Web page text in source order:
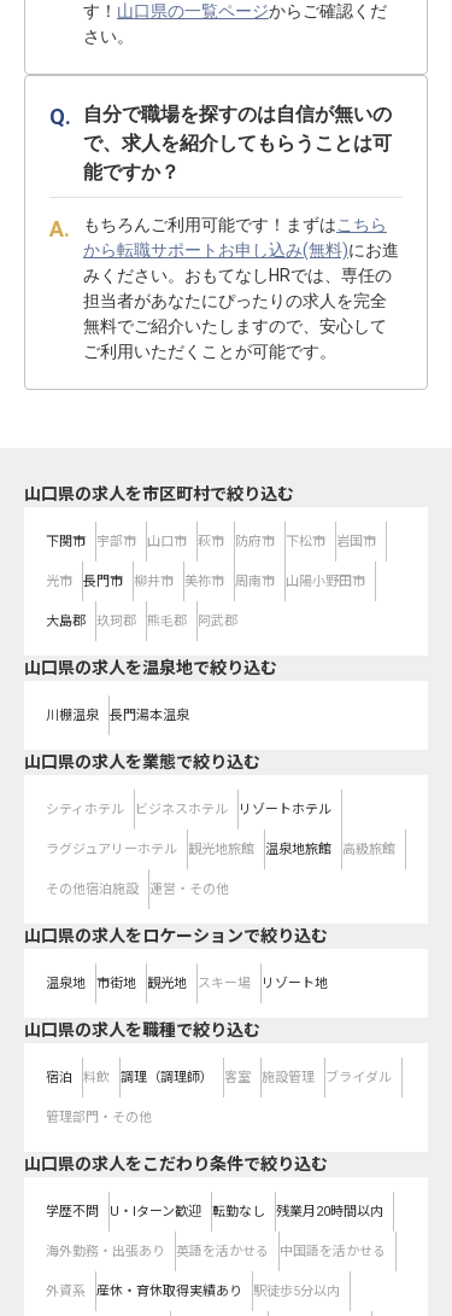
す！ 山口県の一覧ページからご確認くだ
さい。
自分で職場を探すのは自信が無いの
で、求人を紹介してもらうことは可
能ですか？
もちろんご利用可能です！まずはこちら
から転職サポートお申し込み(無料)にお進
みください。おもてなしHRでは、専任の
担当者があなたにぴったりの求人を完全
無料でご紹介いたしますので、安心して
ご利用いただくことが可能です。
山口県の求人を市区町村で絞り込む
下関市 宇部市 山口市 萩市 防府市 下松市 岩国市
光市 長門市 柳井市 美祢市 周南市 山陽小野田市
大島郡 玖珂郡 熊毛郡 阿武郡
山口県の求人を温泉地で絞り込む
川棚温泉 長門湯本温泉
山口県の求人を業態で絞り込む
シティホテル ビジネスホテル リゾートホテル
ラグジュアリーホテル 観光地旅館 温泉地旅館 高級旅館
その他宿泊施設 運営・その他
山口県の求人をロケーションで絞り込む
温泉地 市街地 観光地 スキー場 リゾート地
山口県の求人を職種で絞り込む
宿泊 料飲 調理（調理師） 客室 施設管理 ブライダル
管理部門・その他
山口県の求人をこだわり条件で絞り込む
学歴不問 U・Iターン歓迎 転勤なし 残業月20時間以内
海外勤務・出張あり 英語を活かせる 中国語を活かせる
外資系 産休・育休取得実績あり 駅徒歩5分以内